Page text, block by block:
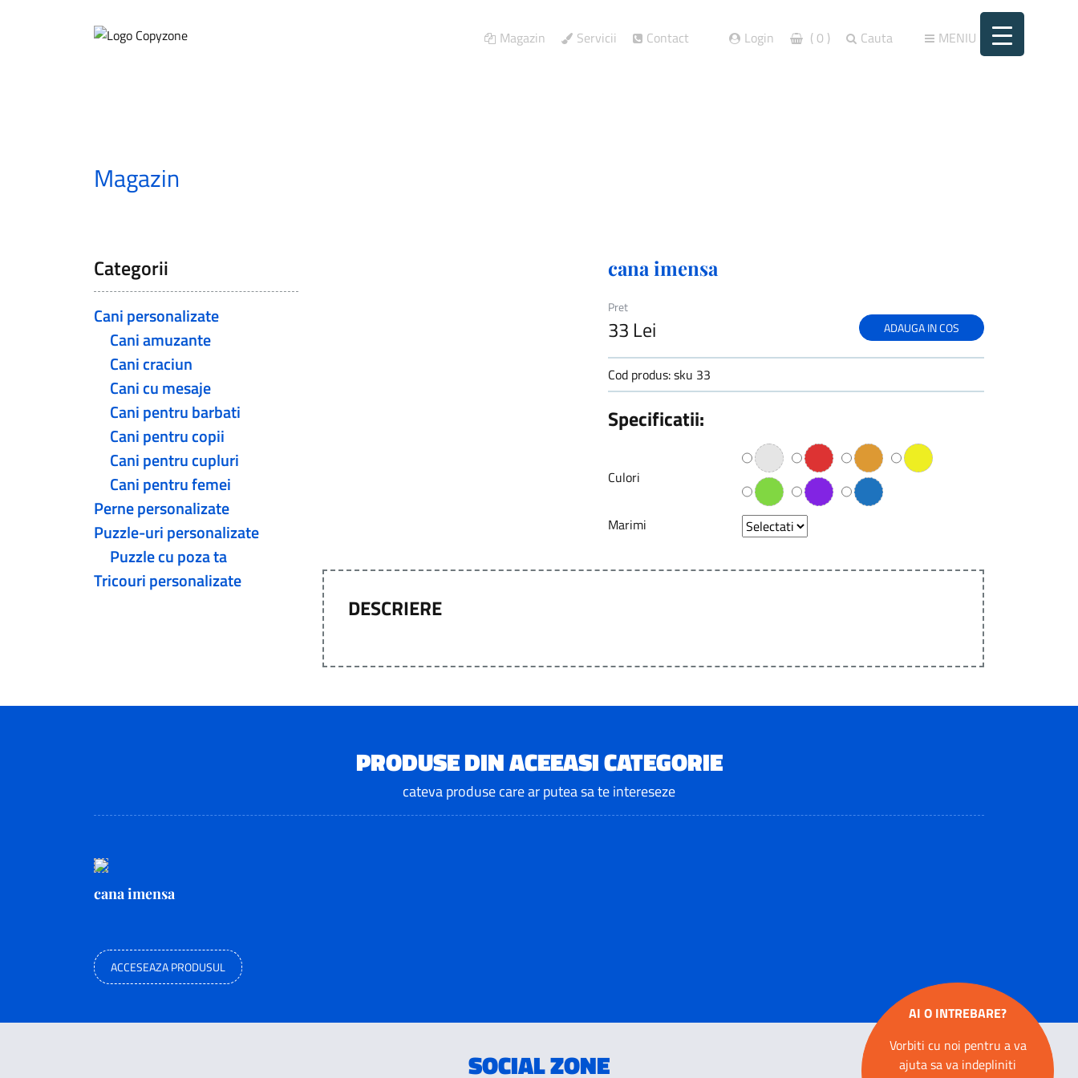
Magazin Servicii Contact Login ( 0 ) Cauta MENIU
Magazin
Categorii
Cani personalizate
Cani amuzante
Cani craciun
Cani cu mesaje
Cani pentru barbati
Cani pentru copii
Cani pentru cupluri
Cani pentru femei
Perne personalizate
Puzzle-uri personalizate
Puzzle cu poza ta
Tricouri personalizate
cana imensa
Pret
33 Lei ADAUGA IN COS
Cod produs: sku 33
Specificatii:
Culori
Marimi
DESCRIERE
PRODUSE DIN ACEEASI CATEGORIE
cateva produse care ar putea sa te intereseze
cana imensa
ACCESEAZA PRODUSUL
AI O INTREBARE?
Vorbiti cu noi pentru a va
ajuta sa va indepliniti
SOCIAL ZONE